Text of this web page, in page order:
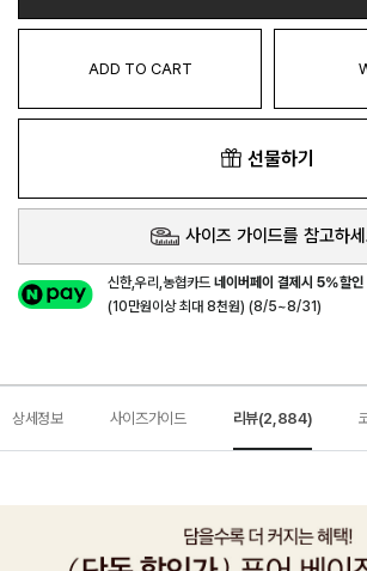
ADD TO CART
선물하기
사이즈 가이드를 참고하
신한,우리,농협카드네이버페이 결제시 5%할인
(10만원이상 최대 8천원) (8/5~8/31)
상세정보 사이즈가이드 리뷰(2,884)